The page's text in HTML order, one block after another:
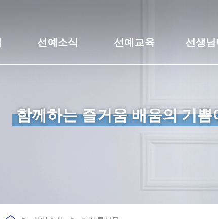
선예소식 선예교육 선생
함께하는 즐거움 배움의 기